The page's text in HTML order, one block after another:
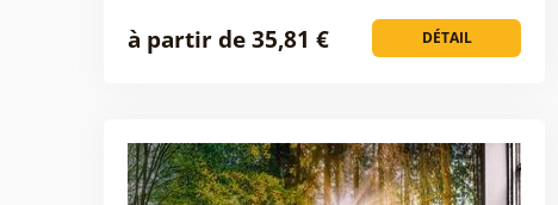
DÉTAIL
à partir de 35,81 €